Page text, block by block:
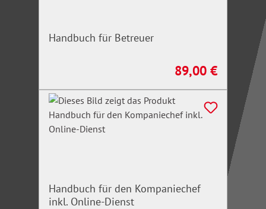
Handbuch für Betreuer
Regulärer Preis:
89,00 €
Handbuch für den Kompaniechef
inkl. Online-Dienst